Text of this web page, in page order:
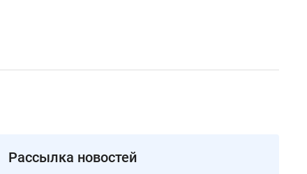
Рассылка новостей